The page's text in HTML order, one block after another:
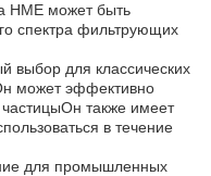
HME может быть
спектра фильтрующих
выбор для классических
может эффективно
также имеет
в течение
для промышленных